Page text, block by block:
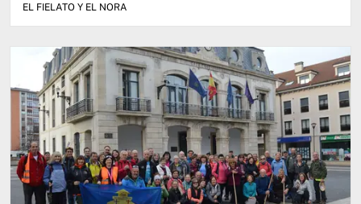
EL FIELATO Y EL NORA